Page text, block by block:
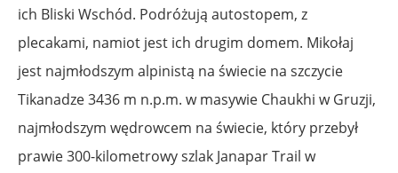
ich Bliski Wschód. Podróżują autostopem, z
plecakami, namiot jest ich drugim domem. Mikołaj
jest najmłodszym alpinistą na świecie na szczycie
Tikanadze 3436 m n.p.m. w masywie Chaukhi w Gruzji,
najmłodszym wędrowcem na świecie, który przebył
prawie 300-kilometrowy szlak Janapar Trail w